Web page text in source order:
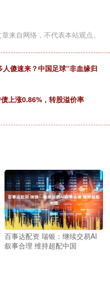
来自网络，不代表本站观点。
傻速来？中国足球“非血缘归
上涨0.86%，转股溢价率
百事达配资 瑞银：继续交易AI
叙事合理 维持超配中国